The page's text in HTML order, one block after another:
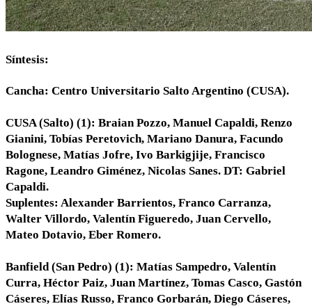
Síntesis:
Cancha: Centro Universitario Salto Argentino (CUSA).
CUSA (Salto) (1): Braian Pozzo, Manuel Capaldi, Renzo
Gianini, Tobías Peretovich, Mariano Danura, Facundo
Bolognese, Matías Jofre, Ivo Barkigjije, Francisco
Ragone, Leandro Giménez, Nicolas Sanes. DT: Gabriel
Capaldi.
Suplentes: Alexander Barrientos, Franco Carranza,
Walter Villordo, Valentín Figueredo, Juan Cervello,
Mateo Dotavio, Eber Romero.
Banfield (San Pedro) (1): Matías Sampedro, Valentín
Curra, Héctor Paiz, Juan Martínez, Tomas Casco, Gastón
Cáseres, Elías Russo, Franco Gorbarán, Diego Cáseres,